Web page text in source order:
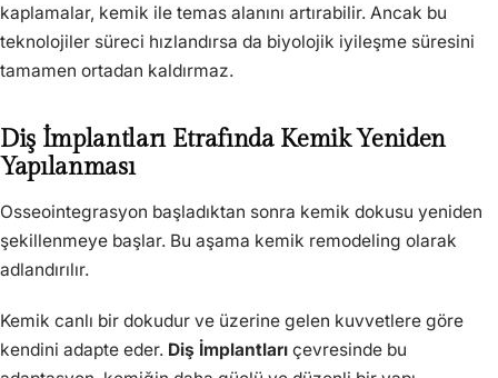
kaplamalar, kemik ile temas alanını artırabilir. Ancak bu
teknolojiler süreci hızlandırsa da biyolojik iyileşme süresini
tamamen ortadan kaldırmaz.
Diş İmplantları Etrafında Kemik Yeniden
Yapılanması
Osseointegrasyon başladıktan sonra kemik dokusu yeniden
şekillenmeye başlar. Bu aşama kemik remodeling olarak
adlandırılır.
Kemik canlı bir dokudur ve üzerine gelen kuvvetlere göre
kendini adapte eder. Diş İmplantları çevresinde bu